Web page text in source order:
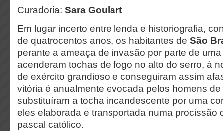
Curadoria: Sara Goulart
Em lugar incerto entre lenda e historiografia,
de quatrocentos anos, os habitantes de São
perante a ameaça de invasão por parte de
acenderam tochas de fogo no alto do serro, à
de exército grandioso e conseguiram assim
vitória é anualmente evocada pelos homens
substituíram a tocha incandescente por uma
eles elaborada e transportada numa procissão
pascal católico.